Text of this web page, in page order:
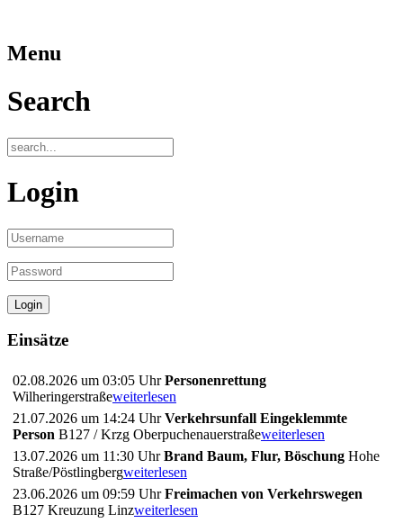
Menu
Search
Login
Einsätze
02.08.2026 um 03:05 UhrPersonenrettung
Wilheringerstraßeweiterlesen
21.07.2026 um 14:24 UhrVerkehrsunfall Eingeklemmte
Person B127 / Krzg Oberpuchenauerstraßeweiterlesen
13.07.2026 um 11:30 UhrBrand Baum, Flur, Böschung Hohe
Straße/Pöstlingbergweiterlesen
23.06.2026 um 09:59 UhrFreimachen von Verkehrswegen
B127 Kreuzung Linzweiterlesen